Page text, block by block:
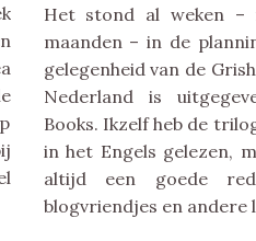
Het stond al weken –
maanden – in de
gelegenheid van de
Nederland is
Books. Ikzelf heb de
in het Engels gelezen,
altijd een goede
blogvriendjes en andere